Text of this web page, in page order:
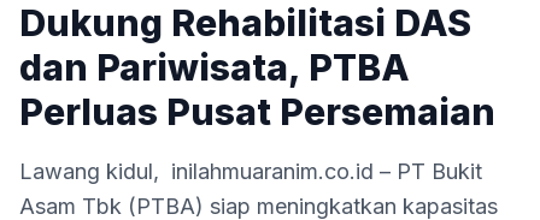
Dukung Rehabilitasi DAS
dan Pariwisata, PTBA
Perluas Pusat Persemaian
Lawang kidul, inilahmuaranim.co.id – PT Bukit
Asam Tbk (PTBA) siap meningkatkan kapasitas